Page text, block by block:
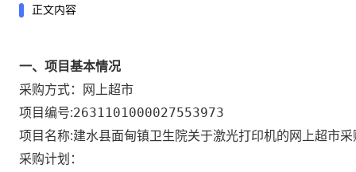
正文内容
一、项目基本情况
采购方式：
网上超市
项目编号:2631101000027553973
项目名称:建水县面甸镇卫生院关于激光打印机的网上超市
采购计划：